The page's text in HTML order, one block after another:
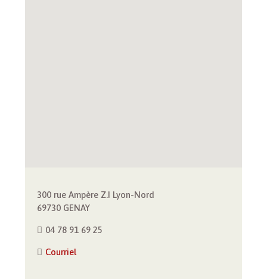
300 rue Ampère Z.I Lyon-Nord
69730 GENAY
04 78 91 69 25
Courriel